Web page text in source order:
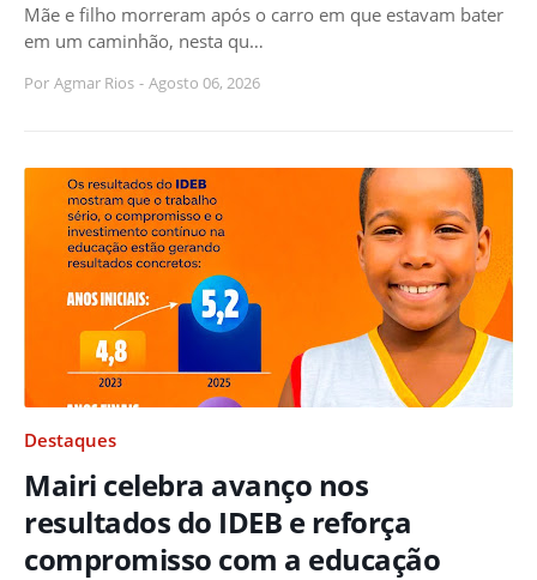
Mãe e filho morreram após o carro em que estavam bater
em um caminhão, nesta qu…
Por Agmar Rios - Agosto 06, 2026
Destaques
Mairi celebra avanço nos
resultados do IDEB e reforça
compromisso com a educação